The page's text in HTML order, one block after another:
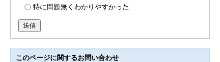
特に問題無くわかりやすかった
送信
このページに関するお問い合わせ